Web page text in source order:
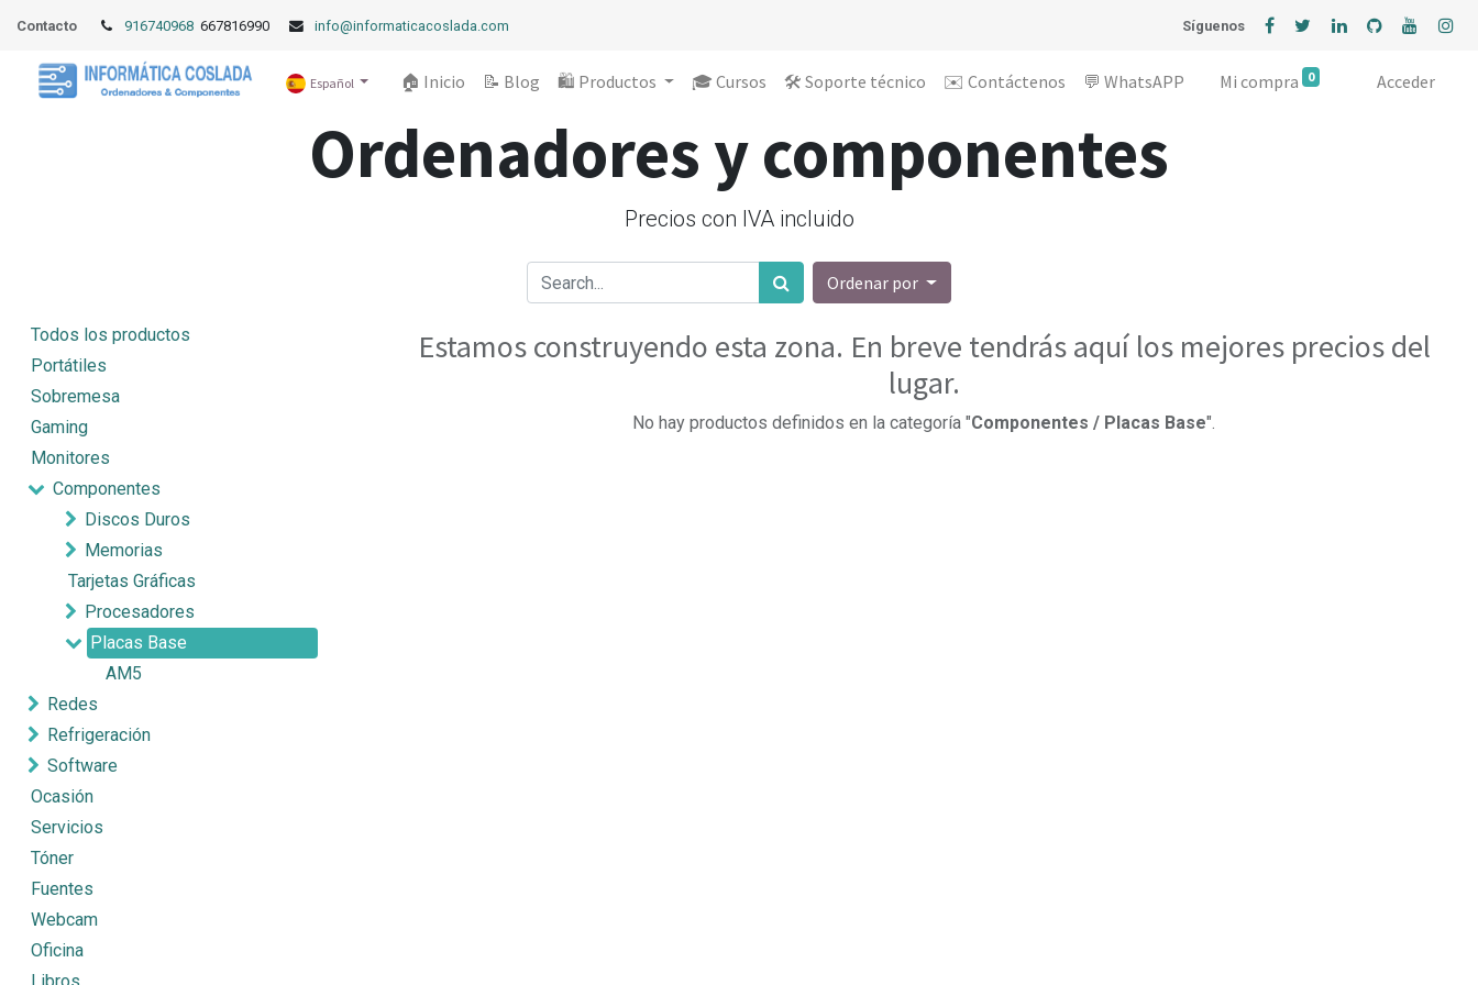
Contacto 916740968 667816990 info@informaticacoslada.com Síguenos
Español 🏠 Inicio 📝 Blog 🛍️ Productos 🎓 Cursos 🛠️ Soporte técnico ✉️ Contáctenos 💬 WhatsAPP Mi compra 0 Acceder
Ordenadores y componentes
Precios con IVA incluido
Ordenar por
Todos los productos
Portátiles
Sobremesa
Gaming
Monitores
Componentes
Discos Duros
Memorias
Tarjetas Gráficas
Procesadores
Placas Base
AM5
Redes
Refrigeración
Software
Ocasión
Servicios
Tóner
Fuentes
Webcam
Oficina
Estamos construyendo esta zona. En breve tendrás aquí los mejores precios del
lugar.
No hay productos definidos en la categoría "Componentes / Placas Base".